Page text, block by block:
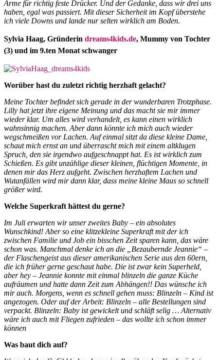
Arme für richtig feste Drücker. Und der Gedanke, dass wir drei uns
haben, egal was passiert. Mit dieser Sicherheit im Kopf überstehe
ich viele Downs und lande nur selten wirklich am Boden.
Sylvia Haag, Gründerin dreams4kids.de, Mummy von Tochter
(3) und im 9.ten Monat schwanger
Worüber hast du zuletzt richtig herzhaft gelacht?
Meine Tochter befindet sich gerade in der wunderbaren Trotzphase.
Lilly hat jetzt ihre eigene Meinung und das macht sie mir immer
wieder klar. Um alles wird verhandelt, es kann einen wirklich
wahnsinnig machen. Aber dann könnte ich mich auch wieder
wegschmeißen vor Lachen. Auf einmal sitzt da diese kleine Dame,
schaut mich ernst an und überrascht mich mit einem altklugen
Spruch, den sie irgendwo aufgeschnappt hat. Es ist wirklich zum
Schießen. Es gibt unzählige dieser kleinen, flüchtigen Momente, in
denen mir das Herz aufgeht. Zwischen herzhaftem Lachen und
Wutanfällen wird mir dann klar, dass meine kleine Maus so schnell
größer wird.
Welche Superkraft hättest du gerne?
Im Juli erwarten wir unser zweites Baby – ein absolutes
Wunschkind! Aber so eine klitzekleine Superkraft mit der ich
zwischen Familie und Job ein bisschen Zeit sparen kann, das wäre
schon was. Manchmal denke ich an die „Bezaubernde Jeannie“ –
der Flaschengeist aus dieser amerikanischen Serie aus den 60ern,
die ich früher gerne geschaut habe. Die ist zwar kein Superheld,
aber hey – Jeannie konnte mit einmal blinzeln die ganze Küche
aufräumen und hatte dann Zeit zum Abhängen!! Das wünsche ich
mir auch. Morgens, wenn es schnell gehen muss: Blinzeln – Kind ist
angezogen. Oder auf der Arbeit: Blinzeln – alle Bestellungen sind
verpackt. Blinzeln: Baby ist gewickelt und schläft selig … Alternativ
wäre ich auch mit Fliegen zufrieden – das wollte ich schon immer
können
Was baut dich auf?